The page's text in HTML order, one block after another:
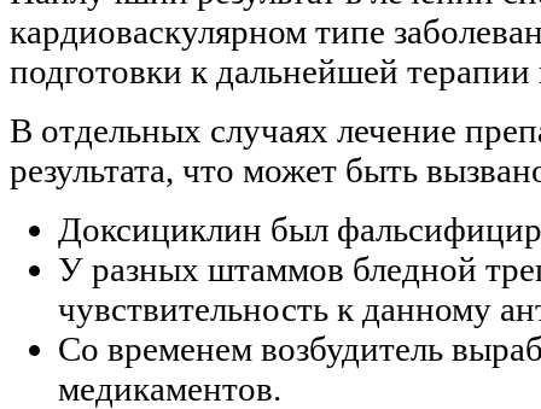
кардиоваскулярном типе
подготовки к дальнейшей
В отдельных случаях лечение
результата, что может быть
Доксициклин был
У разных штаммов бледной
чувствительность к данному
Со временем возбудитель
медикаментов.